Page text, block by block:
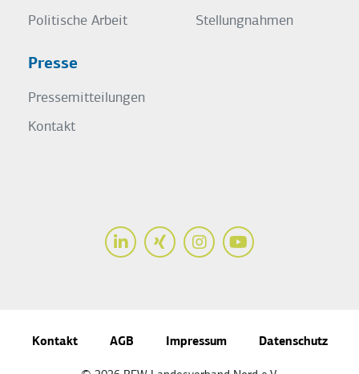
Politische Arbeit Stellungnahmen
Presse
Pressemitteilungen
Kontakt
LinkedInXing InstagramYoutube
Kontakt AGB Impressum Datenschutz